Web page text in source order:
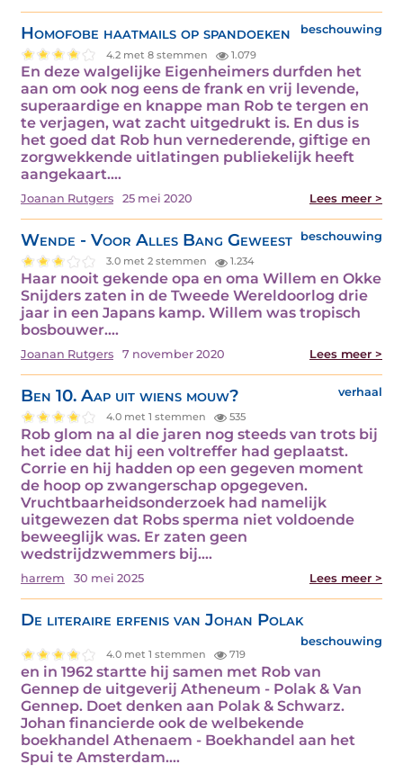
Homofobe haatmails op spandoeken beschouwing
4.2 met 8 stemmen 1.079
En deze walgelijke Eigenheimers durfden het
aan om ook nog eens de frank en vrij levende,
superaardige en knappe man Rob te tergen en
te verjagen, wat zacht uitgedrukt is. En dus is
het goed dat Rob hun vernederende, giftige en
zorgwekkende uitlatingen publiekelijk heeft
aangekaart.…
Joanan Rutgers 25 mei 2020 Lees meer >
Wende - Voor Alles Bang Geweest beschouwing
3.0 met 2 stemmen 1.234
Haar nooit gekende opa en oma Willem en Okke
Snijders zaten in de Tweede Wereldoorlog drie
jaar in een Japans kamp. Willem was tropisch
bosbouwer.…
Joanan Rutgers 7 november 2020 Lees meer >
Ben 10. Aap uit wiens mouw? verhaal
4.0 met 1 stemmen 535
Rob glom na al die jaren nog steeds van trots bij
het idee dat hij een voltreffer had geplaatst.
Corrie en hij hadden op een gegeven moment
de hoop op zwangerschap opgegeven.
Vruchtbaarheidsonderzoek had namelijk
uitgewezen dat Robs sperma niet voldoende
beweeglijk was. Er zaten geen
wedstrijdzwemmers bij.…
harrem 30 mei 2025 Lees meer >
De literaire erfenis van Johan Polak
beschouwing
4.0 met 1 stemmen 719
en in 1962 startte hij samen met Rob van
Gennep de uitgeverij Atheneum - Polak & Van
Gennep. Doet denken aan Polak & Schwarz.
Johan financierde ook de welbekende
boekhandel Athenaem - Boekhandel aan het
Spui te Amsterdam.…